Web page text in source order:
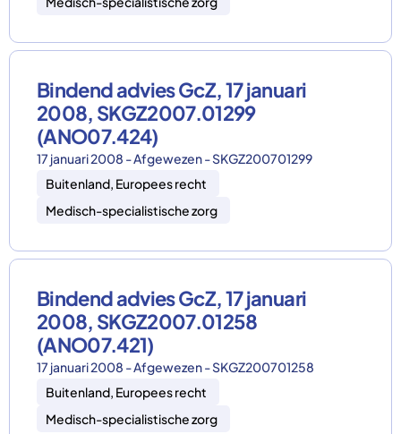
Bindend advies GcZ, 17 januari
2008, SKGZ2007.01299
(ANO07.424)
17 januari 2008 - Afgewezen - SKGZ200701299
Buitenland, Europees recht
Medisch-specialistische zorg
Bindend advies GcZ, 17 januari
2008, SKGZ2007.01258
(ANO07.421)
17 januari 2008 - Afgewezen - SKGZ200701258
Buitenland, Europees recht
Medisch-specialistische zorg